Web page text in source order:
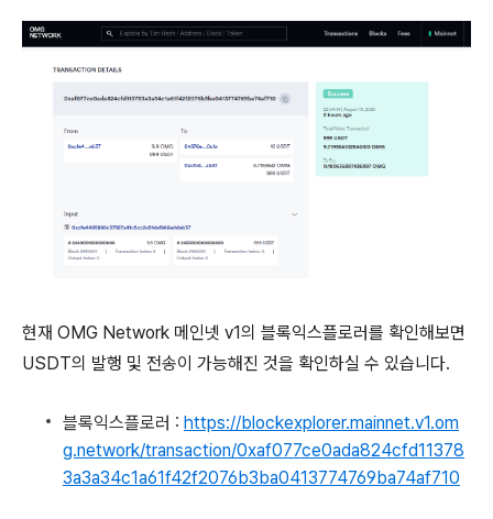
현재 OMG Network 메인넷 v1의 블록익스플로러를 확인해보면
USDT의 발행 및 전송이 가능해진 것을 확인하실 수 있습니다.
블록익스플로러 : https://blockexplorer.mainnet.v1.om
g.network/transaction/0xaf077ce0ada824cfd11378
3a3a34c1a61f42f2076b3ba0413774769ba74af710